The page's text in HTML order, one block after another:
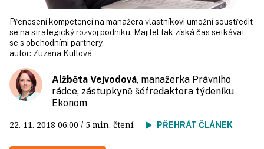
Přenesení kompetencí na manažera vlastníkovi umožní soustředit
se na strategický rozvoj podniku. Majitel tak získá čas setkávat
se s obchodními partnery.
autor: Zuzana Kullová
Alžběta Vejvodová, manažerka Právního
rádce, zástupkyně šéfredaktora týdeníku
Ekonom
22. 11. 2018 06:00 / 5 min. čtení PŘEHRÁT ČLÁNEK